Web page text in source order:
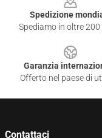
Spedizione
Spediamo in oltre 200
Garanzia
Offerto nel paese di
Contattaci